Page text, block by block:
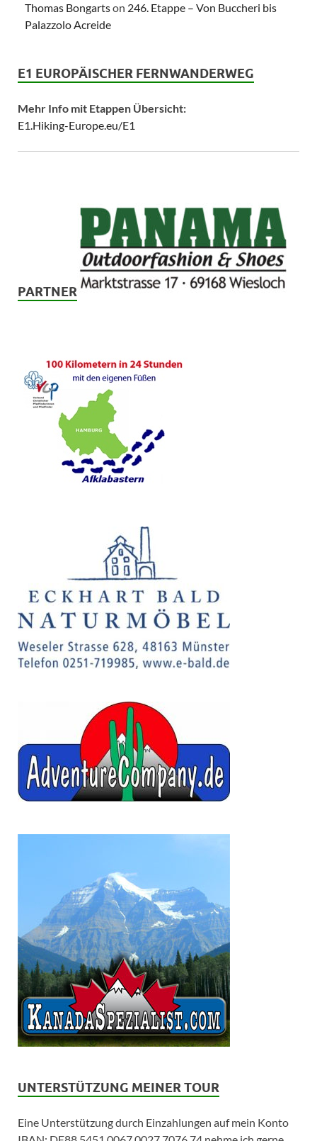
Thomas Bongartson 246. Etappe – Von Buccheri bis
Palazzolo Acreide
E1 EUROPÄISCHER FERNWANDERWEG
Mehr Info mit Etappen Übersicht:
E1.Hiking-Europe.eu/E1
PARTNER
UNTERSTÜTZUNG MEINER TOUR
Eine Unterstützung durch Einzahlungen auf mein Konto